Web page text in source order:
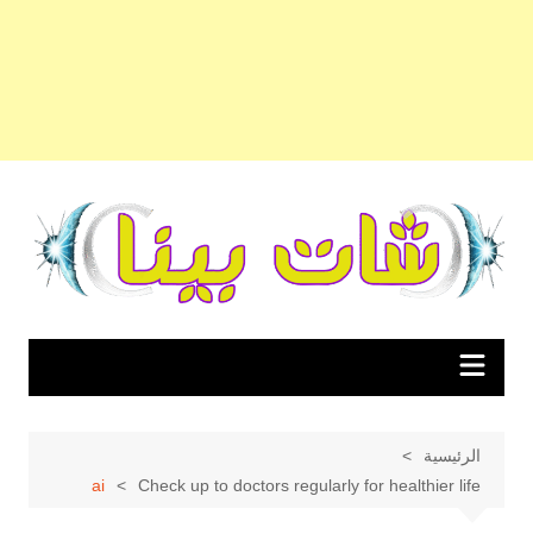
المحتوى
الرئيسية
Check up to doctors regularly for healthier life
ai